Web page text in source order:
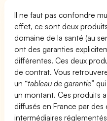
Il ne faut pas confondre
effet, ce sont deux
domaine de la santé (au
ont des garanties
différentes. Ces deux
de contrat. Vous
un “tableau de garantie”
un montant. Ces produits
diffusés en France par
intermédiaires